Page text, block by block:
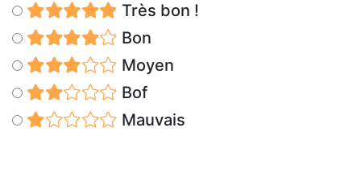
Très bon !
Bon
Moyen
Bof
Mauvais